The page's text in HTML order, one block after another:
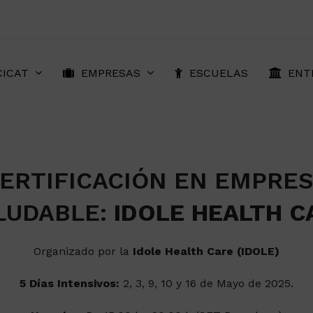
EMPRESAS ESCUELAS
EN
IDOLE HEALTH
Organizado por la Idole Health Care (IDOLE)
5 Días Intensivos: 2, 3, 9, 10 y 16 de Mayo de 2025.